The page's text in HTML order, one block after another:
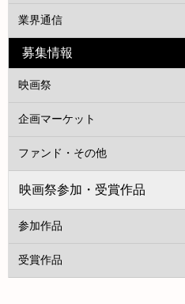
業界通信
募集情報
映画祭
企画マーケット
ファンド・その他
映画祭参加・受賞作品
参加作品
受賞作品